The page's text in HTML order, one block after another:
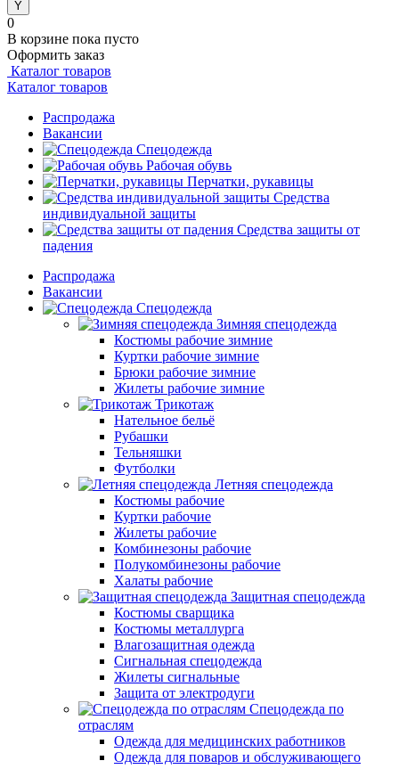
0
В корзине пока пусто
Оформить заказ
Каталог товаров
Каталог товаров
Распродажа
Вакансии
Спецодежда
Рабочая обувь
Перчатки, рукавицы
Средства
индивидуальной защиты
Средства защиты от
падения
Распродажа
Вакансии
Спецодежда
Зимняя спецодежда
Костюмы рабочие зимние
Куртки рабочие зимние
Брюки рабочие зимние
Жилеты рабочие зимние
Трикотаж
Нательное бельё
Рубашки
Тельняшки
Футболки
Летняя спецодежда
Костюмы рабочие
Куртки рабочие
Жилеты рабочие
Комбинезоны рабочие
Полукомбинезоны рабочие
Халаты рабочие
Защитная спецодежда
Костюмы сварщика
Костюмы металлурга
Влагозащитная одежда
Сигнальная спецодежда
Жилеты сигнальные
Защита от электродуги
Спецодежда по
отраслям
Одежда для медицинских работников
Одежда для поваров и обслуживающего